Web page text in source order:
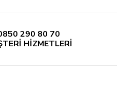
290 80 70
HİZMETLERİ